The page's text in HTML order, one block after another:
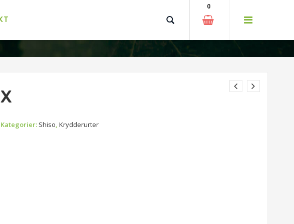
0
MIX
Kategorier: Shiso,Krydderurter